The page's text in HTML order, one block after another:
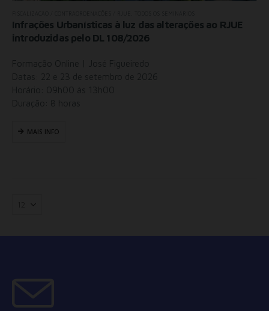
Infrações Urbanísticas à luz das alterações ao RJUE
introduzidas pelo DL 108/2026
MAIS INFO